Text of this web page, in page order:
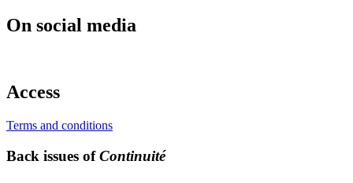
On social media
Access
Terms and conditions
Back issues ofContinuité